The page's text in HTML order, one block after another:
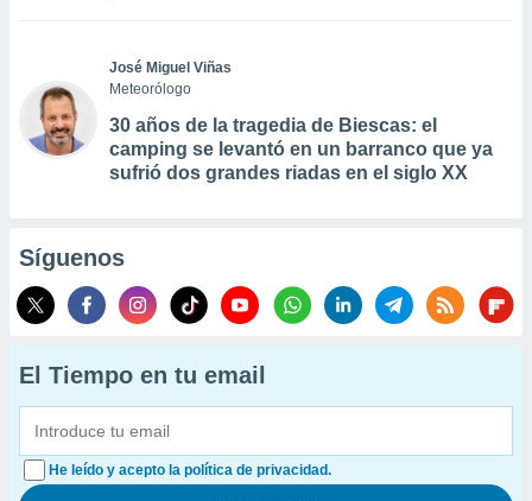
José Miguel Viñas
Meteorólogo
30 años de la tragedia de Biescas: el
camping se levantó en un barranco que ya
sufrió dos grandes riadas en el siglo XX
Síguenos
El Tiempo en tu email
He leído y acepto la política de privacidad.